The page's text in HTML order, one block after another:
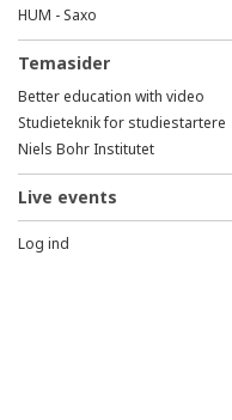
HUM - Saxo
Temasider
Better education with video
Studieteknik for studiestartere
Niels Bohr Institutet
Live events
Log ind